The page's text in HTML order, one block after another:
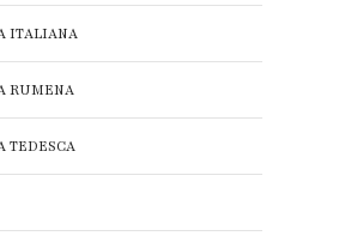
ITALIANA
RUMENA
TEDESCA